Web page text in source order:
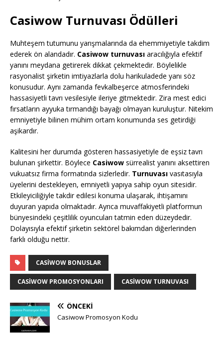
Casiwow Turnuvası Ödülleri
Muhteşem tutumunu yarışmalarında da ehemmiyetiyle takdim
ederek ön alandadır. Casiwow turnuvası aracılığıyla efektif
yanını meydana getirerek dikkat çekmektedir. Böylelikle
rasyonalist şirketin imtiyazlarla dolu harikuladede yanı söz
konusudur. Aynı zamanda fevkalbeşerce atmosferindeki
hassasiyetli tavrı vesilesiyle ileriye gitmektedir. Zira mest edici
fırsatların ayyuka tırmandığı bayağı olmayan kuruluştur. Nitekim
emniyetiyle bilinen mühim ortam konumunda ses getirdiği
aşikardır.
Kalitesini her durumda gösteren hassasiyetiyle de eşsiz tavrı
bulunan şirkettir. Böylece Casiwow sürrealist yanını aksettiren
vukuatsız firma formatında sizlerledir. Turnuvası vasıtasıyla
üyelerini destekleyen, emniyetli yapıya sahip oyun sitesidir.
Etkileyiciliğiyle takdir edilesi konuma ulaşarak, ihtişamını
duyuran yapıda olmaktadır. Ayrıca muvaffakiyetli platformun
bünyesindeki çeşitlilik oyuncuları tatmin eden düzeydedir.
Dolayısıyla efektif şirketin sektörel bakımdan diğerlerinden
farklı olduğu nettir.
CASIWOW BONUSLAR
CASIWOW PROMOSYONLARI CASIWOW TURNUVASI
ÖNCEKI
Casiwow Promosyon Kodu